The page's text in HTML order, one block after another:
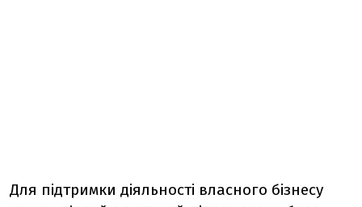
Для підтримки діяльності власного бізнесу